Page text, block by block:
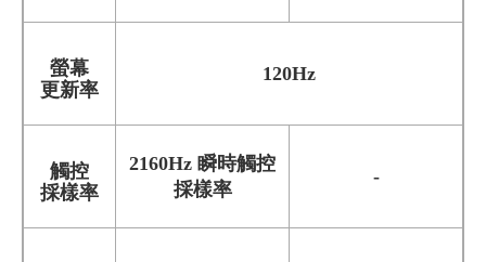
螢幕
更新率
120Hz
觸控
採樣率
2160Hz 瞬時觸控
採樣率
-